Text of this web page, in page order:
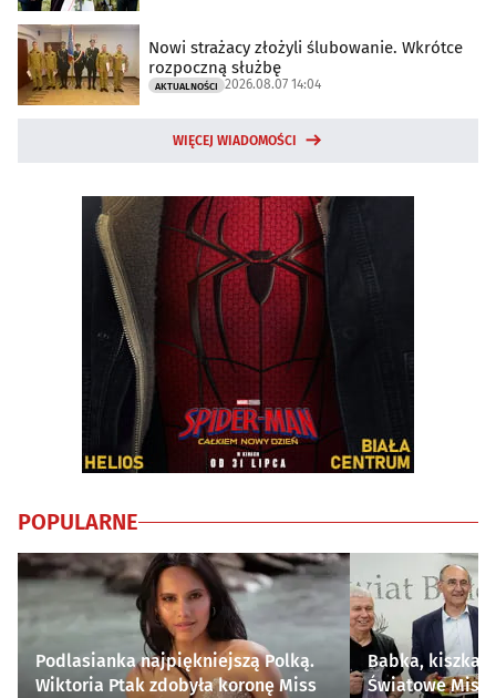
Nowi strażacy złożyli ślubowanie. Wkrótce
rozpoczną służbę
AKTUALNOŚCI 2026.08.07 14:04
WIĘCEJ WIADOMOŚCI
POPULARNE
Podlasianka najpiękniejszą Polką.
Wiktoria Ptak zdobyła koronę Miss
Babka, kiszka i
Światowe